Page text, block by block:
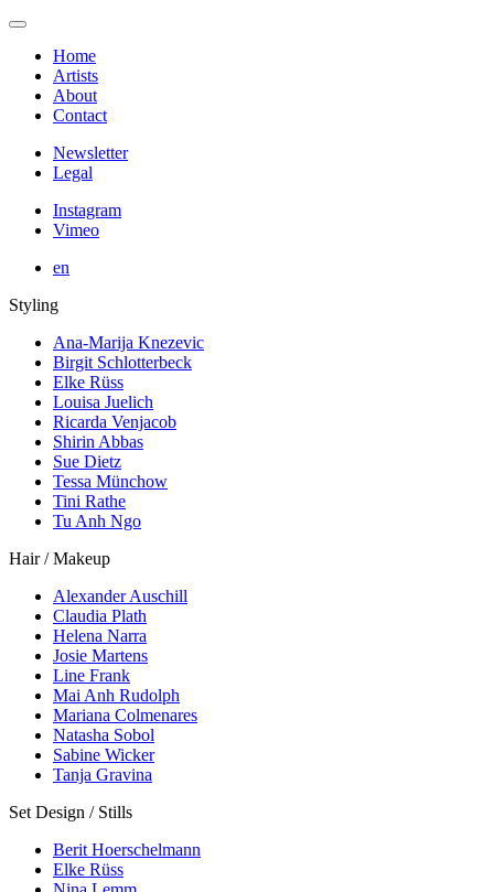
Home
Artists
About
Contact
Newsletter
Legal
Instagram
Vimeo
en
Styling
Ana-Marija Knezevic
Birgit Schlotterbeck
Elke Rüss
Louisa Juelich
Ricarda Venjacob
Shirin Abbas
Sue Dietz
Tessa Münchow
Tini Rathe
Tu Anh Ngo
Hair / Makeup
Alexander Auschill
Claudia Plath
Helena Narra
Josie Martens
Line Frank
Mai Anh Rudolph
Mariana Colmenares
Natasha Sobol
Sabine Wicker
Tanja Gravina
Set Design / Stills
Berit Hoerschelmann
Elke Rüss